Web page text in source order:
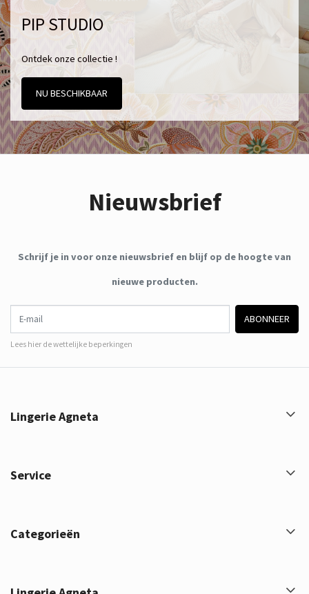
PIP STUDIO
Ontdek onze collectie !
NU BESCHIKBAAR
Nieuwsbrief
Schrijf je in voor onze nieuwsbrief en blijf op de hoogte van
nieuwe producten.
ABONNEER
Lees hier de wettelijke beperkingen
Lingerie Agneta
Service
Categorieën